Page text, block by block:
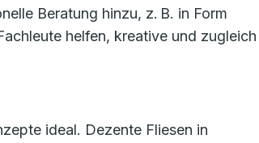
Beratung hinzu, z. B. in Form
helfen, kreative und zugleich
ideal. Dezente Fliesen in